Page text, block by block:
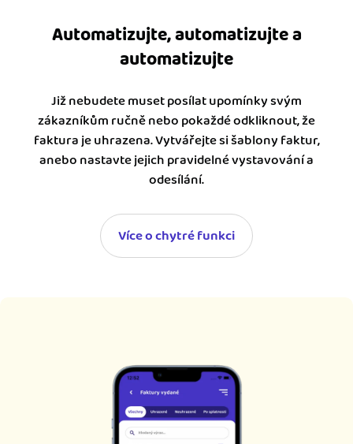
Automatizujte, automatizujte a
automatizujte
Již nebudete muset posílat upomínky svým
zákazníkům ručně nebo pokaždé odkliknout, že
faktura je uhrazena. Vytvářejte si šablony faktur,
anebo nastavte jejich pravidelné vystavování a
odesílání.
Více o chytré funkci